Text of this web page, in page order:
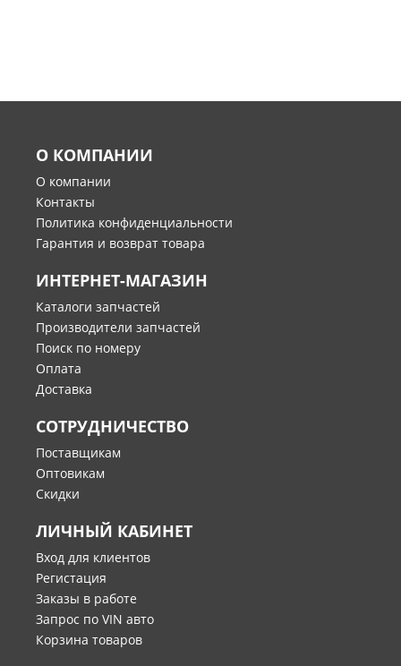
О КОМПАНИИ
О компании
Контакты
Политика конфиденциальности
Гарантия и возврат товара
ИНТЕРНЕТ-МАГАЗИН
Каталоги запчастей
Производители запчастей
Поиск по номеру
Оплата
Доставка
СОТРУДНИЧЕСТВО
Поставщикам
Оптовикам
Скидки
ЛИЧНЫЙ КАБИНЕТ
Вход для клиентов
Регистация
Заказы в работе
Запрос по VIN авто
Корзина товаров